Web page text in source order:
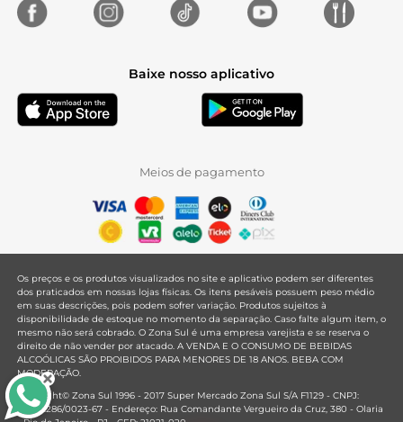
Baixe nosso aplicativo
Meios de pagamento
Os preços e os produtos visualizados no site e aplicativo podem ser diferentes
dos praticados em nossas lojas físicas. Os itens pesáveis possuem peso médio
em suas descrições, pois podem sofrer variação. Produtos sujeitos à
disponibilidade de estoque no momento da separação. Caso falte algum item, o
mesmo não será cobrado. O Zona Sul é uma empresa varejista e se reserva o
direito de não vender por atacado. A VENDA E O CONSUMO DE BEBIDAS
ALCOÓLICAS SÃO PROIBIDOS PARA MENORES DE 18 ANOS. BEBA COM
MODERAÇÃO.
Copyright© Zona Sul 1996 - 2017 Super Mercado Zona Sul S/A F1129 - CNPJ:
33.381.286/0023-67 - Endereço: Rua Comandante Vergueiro da Cruz, 380 - Olaria